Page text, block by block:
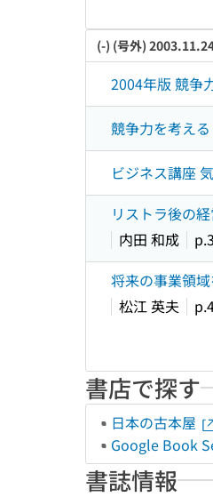
(-) (号外)
2004年版 競争
競争力を考え
ビジネス講座
リストラ後の
内田 和成
将来の事業領
松江 英夫
書店で探す
日本の古本屋
Google Book
書誌情報